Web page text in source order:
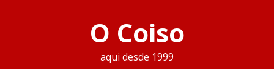
O Coiso
aqui desde 1999